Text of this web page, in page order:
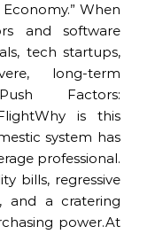
When
and software
tech startups,
long-term
Factors:
is this
system has
professional.
bills, regressive
and a cratering
power.At